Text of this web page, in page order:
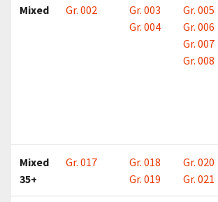
Mixed Gr. 002
Gr. 003
Gr. 004
Gr. 005
Gr. 006
Gr. 007
Gr. 008
Mixed
35+
Gr. 017
Gr. 018
Gr. 019
Gr. 020
Gr. 021